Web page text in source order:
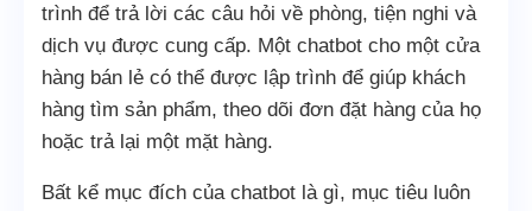
trình để trả lời các câu hỏi về phòng, tiện nghi và
dịch vụ được cung cấp. Một chatbot cho một cửa
hàng bán lẻ có thể được lập trình để giúp khách
hàng tìm sản phẩm, theo dõi đơn đặt hàng của họ
hoặc trả lại một mặt hàng.
Bất kể mục đích của chatbot là gì, mục tiêu luôn